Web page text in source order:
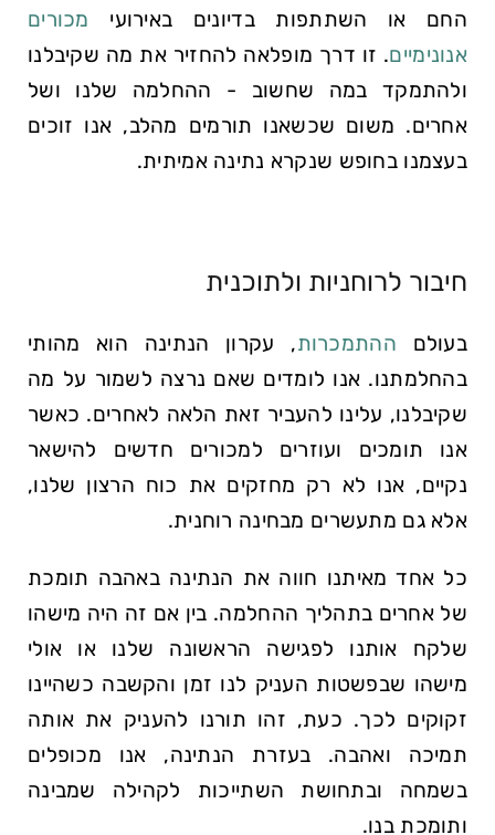
החם או השתתפות בדיונים באירועי מכורים
אנונימיים. זו דרך מופלאה להחזיר את מה שקיבלנו
ולהתמקד במה שחשוב - ההחלמה שלנו ושל
אחרים. משום שכשאנו תורמים מהלב, אנו זוכים
בעצמנו בחופש שנקרא נתינה אמיתית.
חיבור לרוחניות ולתוכנית
בעולם ההתמכרות, עקרון הנתינה הוא מהותי
בהחלמתנו. אנו לומדים שאם נרצה לשמור על מה
שקיבלנו, עלינו להעביר זאת הלאה לאחרים. כאשר
אנו תומכים ועוזרים למכורים חדשים להישאר
נקיים, אנו לא רק מחזקים את כוח הרצון שלנו,
אלא גם מתעשרים מבחינה רוחנית.
כל אחד מאיתנו חווה את הנתינה באהבה תומכת
של אחרים בתהליך ההחלמה. בין אם זה היה מישהו
שלקח אותנו לפגישה הראשונה שלנו או אולי
מישהו שבפשטות העניק לנו זמן והקשבה כשהיינו
זקוקים לכך. כעת, זהו תורנו להעניק את אותה
תמיכה ואהבה. בעזרת הנתינה, אנו מכופלים
בשמחה ובתחושת השתייכות לקהילה שמבינה
ותומכת בנו.